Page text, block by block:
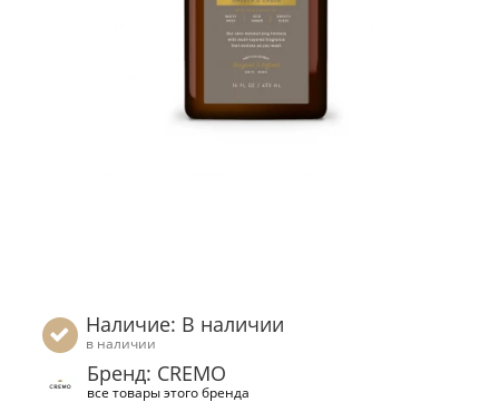
Наличие: В наличии
в наличии
Бренд: CREMO
все товары этого бренда